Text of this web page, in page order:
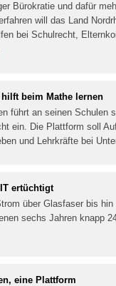
Bürokratie und dafür
will das Land
bei Schulrecht,
hilft beim Mathe lernen
führt an seinen Schulen
ein. Die Plattform soll
und Lehrkräfte bei
ertüchtigt
über Glasfaser bis
sechs Jahren knapp
eine Plattform